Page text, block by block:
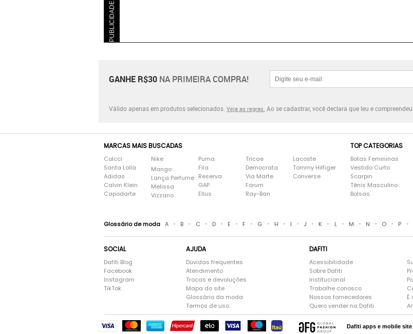
PUBLICIDADE
GANHE R$30 NA PRIMEIRA COMPRA!
Válido apenas em produtos selecionados. Veja as regras. Ao se cadastrar, você declara que leu e
MARCAS MAIS BUSCADAS
Colcci
Santa Lolla
Adidas
Calvin Klein
Capodarte
Nike
Mango
Lança Perfume
Melissa
Vizzano
Puma
Fila
Reserva
GAP
Ellus
Tricae
Democrata
Via Marte
Forum
Ray-Ban
Lacoste
Tommy Hilfiger
Converse
TOP CATEGORIAS
Botas Femininas
Vestido Curto
Scarpin
Tênis Masculino
Bolsas
Glossário de moda A • B • C • D • E • F • G • H • I • J • K • L • M • N • O • P •
SOCIAL
Dafiti Blog
Facebook
Instagram
TikTok
AJUDA
Dúvidas frequentes
Atendimento
Trocas e devoluções
Mapa do site
Glossário da moda
Termos de uso
DAFITI
Acessibilidade
Sobre Dafiti
Institucional
Trabalhe conosco
Nossos fornecedores
Quero vender na Dafiti
É
Dafiti apps e mobile site